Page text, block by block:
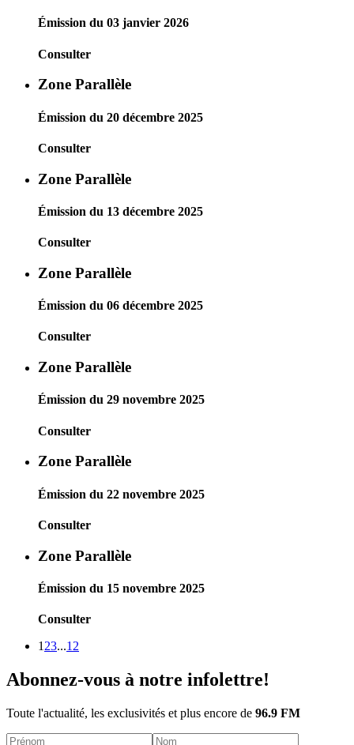
Émission du 03 janvier 2026
Consulter
Zone Parallèle
Émission du 20 décembre 2025
Consulter
Zone Parallèle
Émission du 13 décembre 2025
Consulter
Zone Parallèle
Émission du 06 décembre 2025
Consulter
Zone Parallèle
Émission du 29 novembre 2025
Consulter
Zone Parallèle
Émission du 22 novembre 2025
Consulter
Zone Parallèle
Émission du 15 novembre 2025
Consulter
1 23...12
Abonnez-vous à notre infolettre!
Toute l'actualité, les exclusivités et plus encore de 96.9 FM